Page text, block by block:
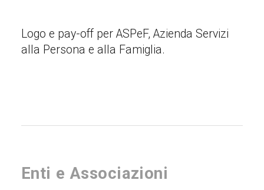
Logo e pay-off per ASPeF, Azienda Servizi
alla Persona e alla Famiglia.
Enti e Associazioni